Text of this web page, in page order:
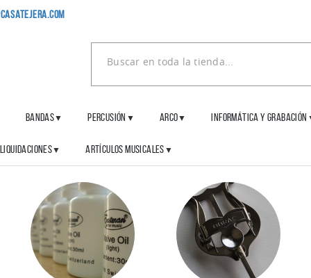
BANDAS▼ PERCUSIÓN ▼ ARCO▼ INFORMÁTICA Y GRABACIÓN
LIQUIDACIONES▼ ARTÍCULOS MUSICALES▼